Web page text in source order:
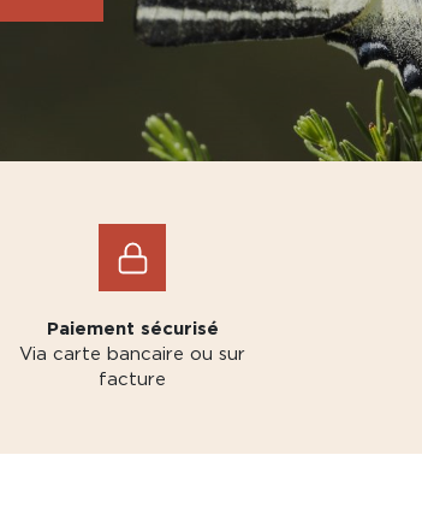
Paiement sécurisé
Via carte bancaire ou sur
facture